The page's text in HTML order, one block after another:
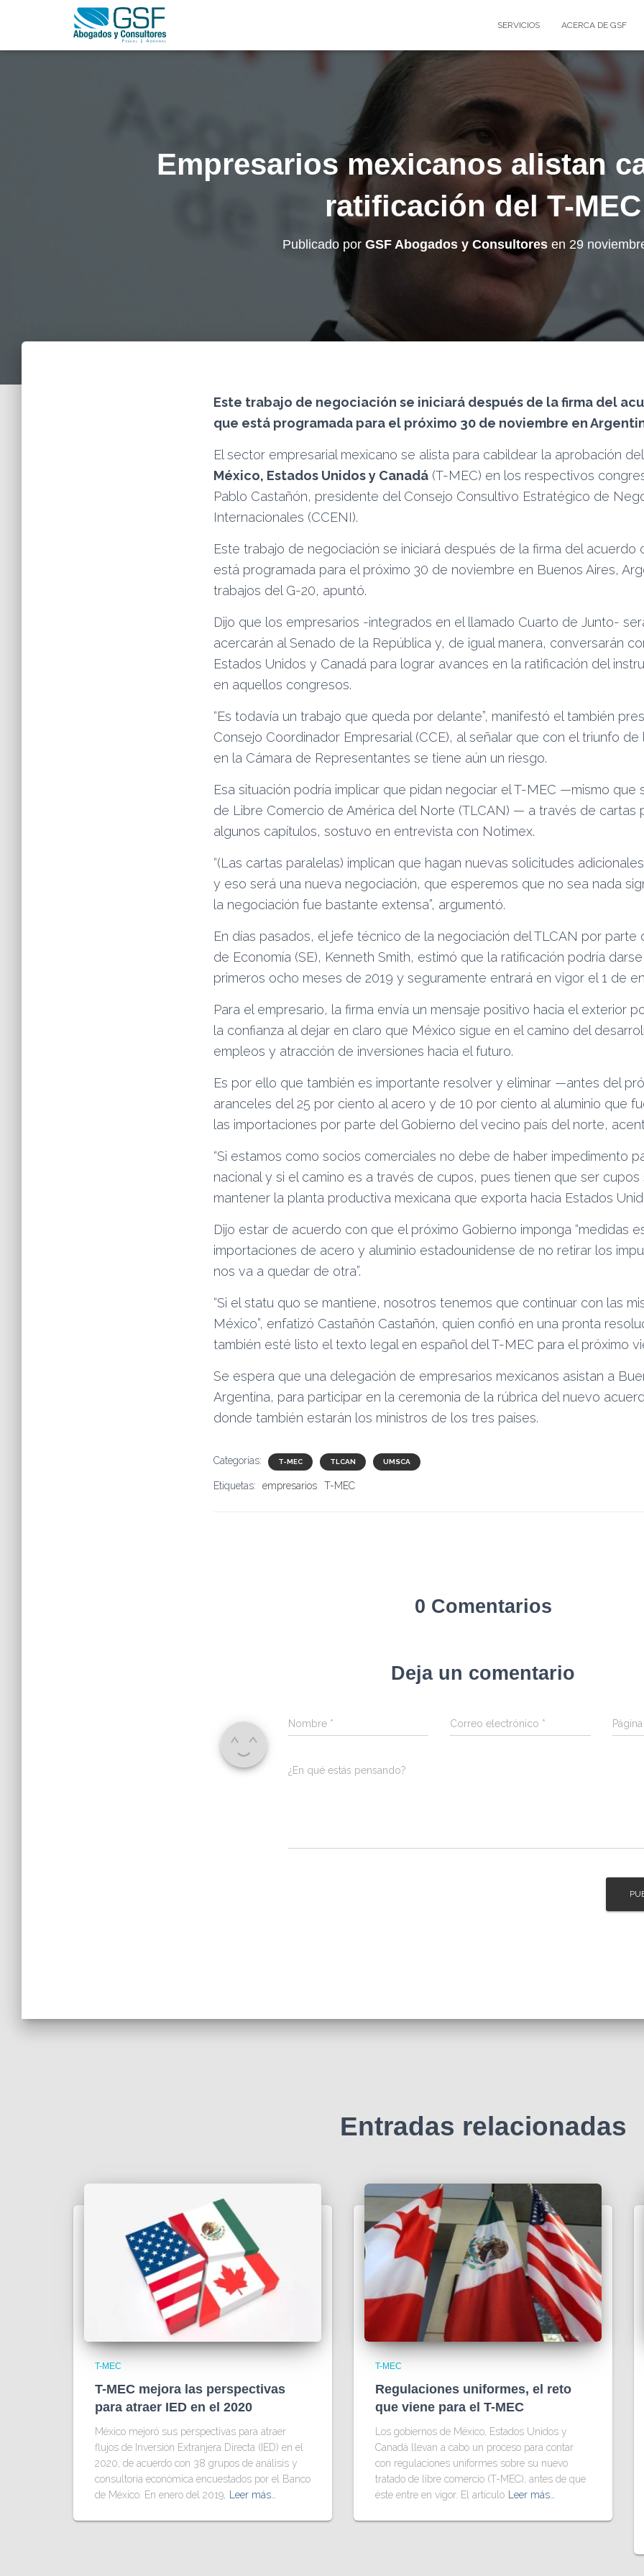
SERVICIOS ACERCA DE GSF
Empresarios mexicanos alistan
ratificación del T-MEC
Publicado por GSF Abogados y Consultores en 29
Este trabajo de negociación se iniciará después de la firma del
que está programada para el próximo 30 de noviembre en
El sector empresarial mexicano se alista para cabildear la aprobación del
México, Estados Unidos y Canadá (T-MEC) en los respectivos
Pablo Castañón, presidente del Consejo Consultivo Estratégico de
Internacionales (CCENI).
Este trabajo de negociación se iniciará después de la firma del acuerdo
está programada para el próximo 30 de noviembre en Buenos Aires,
trabajos del G-20, apuntó.
Dijo que los empresarios -integrados en el llamado Cuarto de Junto-
acercarán al Senado de la República y, de igual manera, conversarán
Estados Unidos y Canadá para lograr avances en la ratificación del
en aquellos congresos.
“Es todavía un trabajo que queda por delante”, manifestó el también
Consejo Coordinador Empresarial (CCE), al señalar que con el triunfo
en la Cámara de Representantes se tiene aún un riesgo.
Esa situación podría implicar que pidan negociar el T-MEC —mismo que
de Libre Comercio de América del Norte (TLCAN) — a través de cartas
algunos capítulos, sostuvo en entrevista con Notimex.
“(Las cartas paralelas) implican que hagan nuevas solicitudes
y eso será una nueva negociación, que esperemos que no sea nada
la negociación fue bastante extensa”, argumentó.
En días pasados, el jefe técnico de la negociación del TLCAN por parte
de Economía (SE), Kenneth Smith, estimó que la ratificación podría
primeros ocho meses de 2019 y seguramente entrará en vigor el 1 de
Para el empresario, la firma envía un mensaje positivo hacia el exterior
la confianza al dejar en claro que México sigue en el camino del
empleos y atracción de inversiones hacia el futuro.
Es por ello que también es importante resolver y eliminar —antes del
aranceles del 25 por ciento al acero y de 10 por ciento al aluminio que
las importaciones por parte del Gobierno del vecino país del norte,
“Si estamos como socios comerciales no debe de haber impedimento
nacional y si el camino es a través de cupos, pues tienen que ser cupos
mantener la planta productiva mexicana que exporta hacia Estados
Dijo estar de acuerdo con que el próximo Gobierno imponga “medidas
importaciones de acero y aluminio estadounidense de no retirar los
nos va a quedar de otra”.
“Si el statu quo se mantiene, nosotros tenemos que continuar con las
México”, enfatizó Castañón Castañón, quien confió en una pronta
también esté listo el texto legal en español del T-MEC para el próximo
Se espera que una delegación de empresarios mexicanos asistan a
Argentina, para participar en la ceremonia de la rúbrica del nuevo
donde también estarán los ministros de los tres países.
Categorías: T-MEC TLCAN UMSCA
Etiquetas: empresarios T-MEC
0 Comentarios
Deja un comentario
Nombre * Correo electrónico *
¿En qué estás pensando?
Entradas relacionadas
T-MEC
T-MEC mejora las perspectivas
para atraer IED en el 2020
México mejoró sus perspectivas para atraer
flujos de Inversión Extranjera Directa (IED) en el
2020, de acuerdo con 38 grupos de análisis y
consultoría económica encuestados por el Banco
de México. En enero del 2019,
Leer más…
T-MEC
Regulaciones uniformes, el reto
que viene para el T-MEC
Los gobiernos de México, Estados Unidos y
Canadá llevan a cabo un proceso para contar
con regulaciones uniformes sobre su nuevo
tratado de libre comercio (T-MEC), antes de que
éste entre en vigor. El artículo
Leer más…